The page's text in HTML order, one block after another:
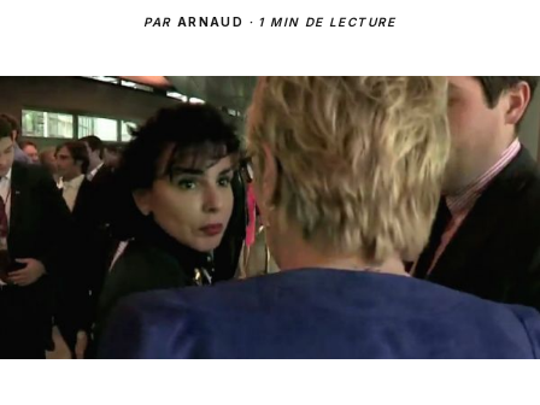
PAR ARNAUD · 1 MIN DE LECTURE